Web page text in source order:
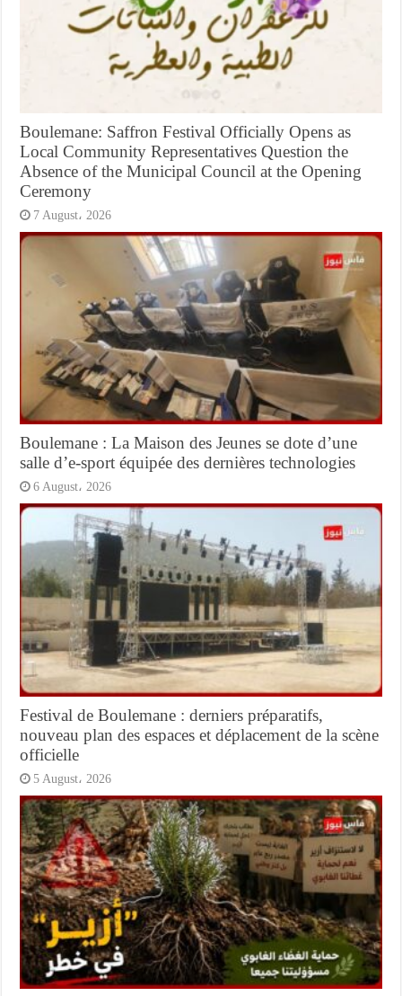
Boulemane: Saffron Festival Officially Opens as
Local Community Representatives Question the
Absence of the Municipal Council at the Opening
Ceremony
7 August، 2026
Boulemane : La Maison des Jeunes se dote d’une
salle d’e-sport équipée des dernières technologies
6 August، 2026
Festival de Boulemane : derniers préparatifs,
nouveau plan des espaces et déplacement de la scène
officielle
5 August، 2026